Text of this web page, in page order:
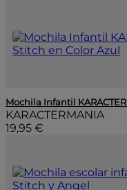
Mochila Infantil
KARACTERMANIA
19,95 €